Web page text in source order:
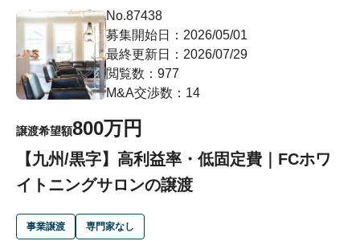
M&A案件一覧
売りたい方へ
成約事例
M&A専門家の方へ
No.87438
募集開始日：2026/05/01
最終更新日：2026/07/29
閲覧数：977
M&A交渉数：14
譲渡希望額800万円
【九州/黒字】高利益率・低固定費｜FCホワ
イトニングサロンの譲渡
事業譲渡 専門家なし